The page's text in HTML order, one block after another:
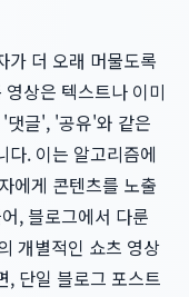
가 더 오래 머물도록
상은 텍스트나 이미
댓글', '공유'와 같은
다. 이는 알고리즘에
에게 콘텐츠를 노출
, 블로그에서 다룬
개별적인 쇼츠 영상
, 단일 블로그 포스트